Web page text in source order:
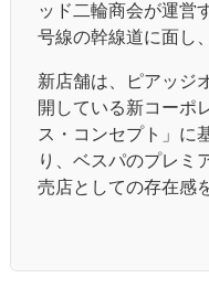
ッド二輪商会が運営
号線の幹線道に面し
新店舗は、ピアッジ
開している新コーポ
ス・コンセプト」に
り、ベスパのプレミ
売店としての存在感